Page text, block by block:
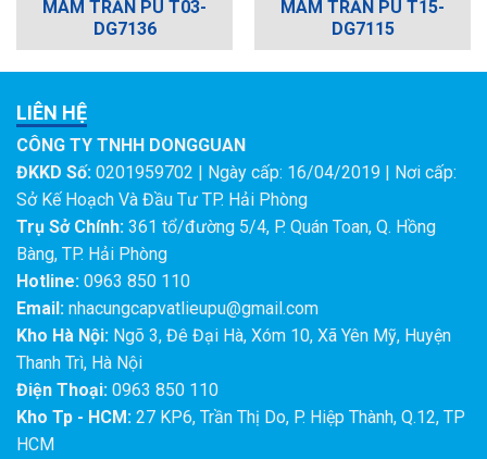
MÂM TRẦN PU T03-
DG7136
MÂM TRẦN PU T15-
DG7115
LIÊN HỆ
CÔNG TY TNHH DONGGUAN
ĐKKD Số: 0201959702 | Ngày cấp: 16/04/2019 | Nơi cấp:
Sở Kế Hoạch Và Đầu Tư TP. Hải Phòng
Trụ Sở Chính: 361 tổ/đường 5/4, P. Quán Toan, Q. Hồng
Bàng, TP. Hải Phòng
Hotline: 0963 850 110
Email: nhacungcapvatlieupu@gmail.com
Kho Hà Nội: Ngõ 3, Đê Đại Hà, Xóm 10, Xã Yên Mỹ, Huyện
Thanh Trì, Hà Nội
Điện Thoại: 0963 850 110
Kho Tp - HCM: 27 KP6, Trần Thị Do, P. Hiệp Thành, Q.12, TP
HCM